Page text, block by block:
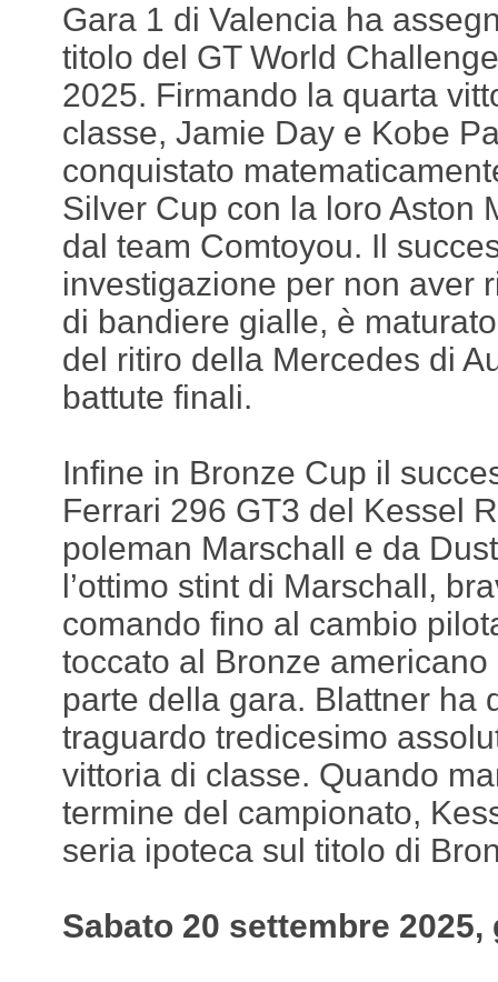
Gara 1 di Valencia ha
titolo del GT World
2025. Firmando la quarta
classe, Jamie Day e Kobe
conquistato
Silver Cup con la loro Aston
dal team Comtoyou. Il
investigazione per non aver
di bandiere gialle, è
del ritiro della Mercedes di
battute finali.
Infine in Bronze Cup il
Ferrari 296 GT3 del Kessel
poleman Marschall e da
l’ottimo stint di Marschall,
comando fino al cambio
toccato al Bronze
parte della gara. Blattner ha
traguardo tredicesimo
vittoria di classe. Quando
termine del campionato,
seria ipoteca sul titolo di
Sabato 20 settembre 2025,